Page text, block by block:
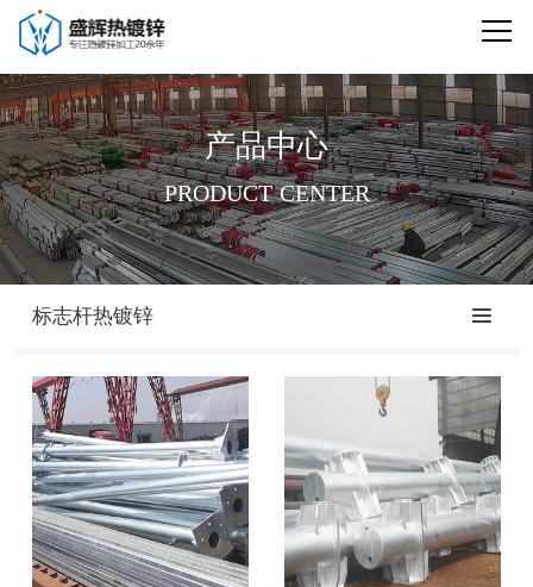
首页
公司简介
产品中心
新闻动态
资质荣誉
产品中心
PRODUCT CENTER
标志杆热镀锌